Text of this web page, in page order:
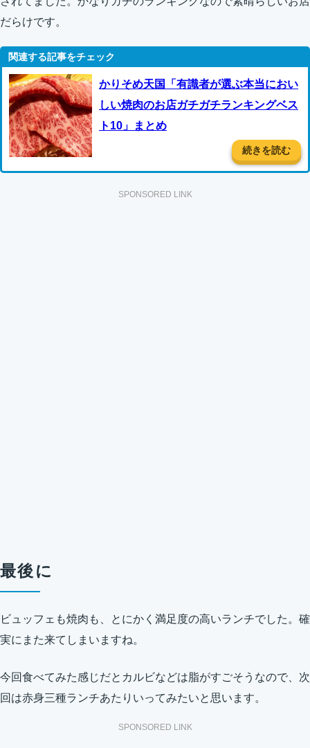
だらけです。
かりそめ天国「有識者が選ぶ本当におい
しい焼肉のお店ガチガチランキングベス
ト10」まとめ
続きを読む
SPONSORED LINK
最後に
ビュッフェも焼肉も、とにかく満足度の高いランチでした。確
実にまた来てしまいますね。
今回食べてみた感じだとカルビなどは脂がすごそうなので、次
回は赤身三種ランチあたりいってみたいと思います。
SPONSORED LINK